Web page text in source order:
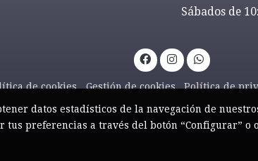
Sábados de
de cookies Gestión de cookies Política de
datos estadísticos de la navegación de
preferencias a través del botón “Configurar” o